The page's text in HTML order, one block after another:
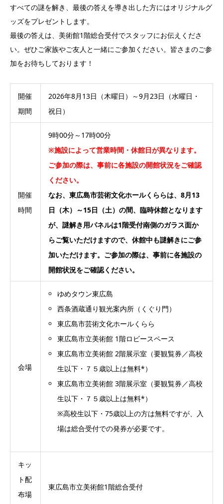
すべての謎を解き、最後の答えを導き出した方にはオリジナルグ
ッズをプレゼントします。
最後の答えは、美術館1階総合受付でスタッフにお伝えくださ
い。ぜひご家族やご友人と一緒にご参加ください。皆さまのご参
加をお待ちしております！
開催
期間
2026年8月13日（木曜日）～9月23日（水曜日・
祝日）
開催
時間
9時00分～17時00分
※施設によって営業時間・休館日が異なります。
ご参加の際は、事前に各施設の開館状況をご確認
ください。
なお、東広島市芸術文化ホールくららは、8月13
日（木）～15日（土）の間、臨時休館となります
が、謎解き用パネルは1階受付南側のガラス面か
らご覧いただけますので、休館中も謎解きにご参
加いただけます。ご参加の際は、事前に各施設の
開館状況をご確認ください。
会場
ゆめタウン東広島
西条酒蔵通り観光案内所（くぐり門）
東広島市芸術文化ホールくらら
東広島市立美術館 1階ロビースペース
東広島市立美術館 2階展示室（要観覧券／高校
生以下・７５歳以上は無料*）
東広島市立美術館 3階展示室（要観覧券／高校
生以下・７５歳以上は無料*）
※高校生以下・75歳以上の方は無料ですが、入
場は総合受付での発券が必要です。
キッ
ト配
布場
東広島市立美術館1階総合受付